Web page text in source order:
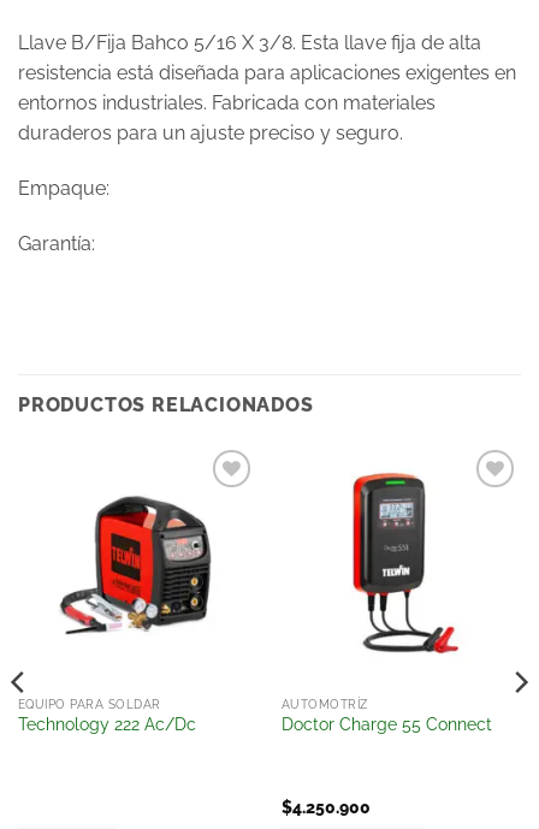
Llave B/Fija Bahco 5/16 X 3/8. Esta llave fija de alta
resistencia está diseñada para aplicaciones exigentes en
entornos industriales. Fabricada con materiales
duraderos para un ajuste preciso y seguro.
Empaque:
Garantía:
PRODUCTOS RELACIONADOS
Añadir
a la
lista
de
deseos
EQUIPO PARA SOLDAR
Technology 222 Ac/Dc
AUTOMOTRÍZ
Doctor Charge 55 Connect
$4.250.900